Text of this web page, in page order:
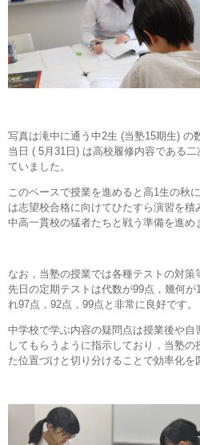
写真は滝中に通う中2生 (当塾15期生) の
当日 ( 5月31日) は高校履修内容である
ていました。
このペースで授業を進めると高1生の秋
は志望校合格に向けてひたすら演習を
中高一貫校の猛者たちと戦う準備を進め
なお，当塾の授業では各種テストの対策
先日の定期テストは代数が99点，幾何
れ97点，92点，99点と非常に良好です。
中学校で学ぶ内容の疑問点は授業後や自
してもらうように指示しており，当塾
た位置づけと切り分けることで効率化を